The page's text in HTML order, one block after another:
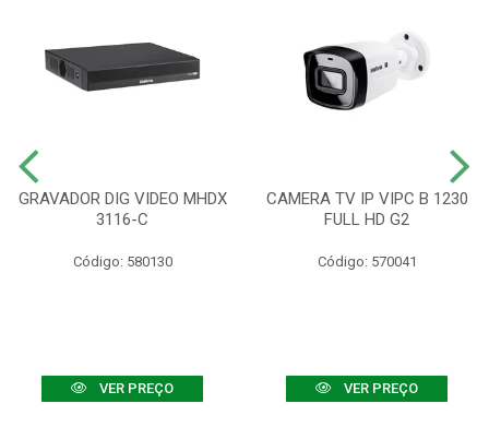
GRAVADOR DIG VIDEO MHDX
3116-C
Código: 580130
VER PREÇO
CAMERA TV IP VIPC B 1230
FULL HD G2
Código: 570041
VER PREÇO